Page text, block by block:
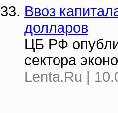
Ввоз
долларов
ЦБ РФ
сектора
Lenta.Ru |